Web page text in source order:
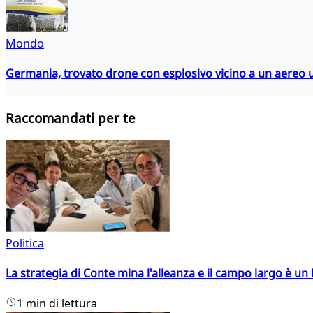
Mondo
Germania, trovato drone con esplosivo vicino a un aereo
Raccomandati per te
Politica
La strategia di Conte mina l'alleanza e il campo largo è
1 min di lettura